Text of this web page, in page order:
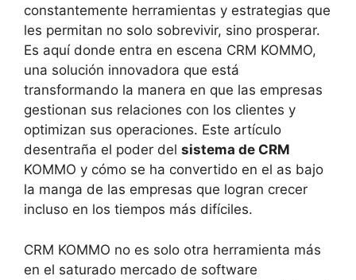
constantemente herramientas y estrategias que
les permitan no solo sobrevivir, sino prosperar.
Es aquí donde entra en escena CRM KOMMO,
una solución innovadora que está
transformando la manera en que las empresas
gestionan sus relaciones con los clientes y
optimizan sus operaciones. Este artículo
desentraña el poder del sistema de CRM
KOMMO y cómo se ha convertido en el as bajo
la manga de las empresas que logran crecer
incluso en los tiempos más difíciles.
CRM KOMMO no es solo otra herramienta más
en el saturado mercado de software